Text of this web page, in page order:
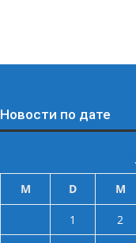
Новости по дате
M D M
1 2